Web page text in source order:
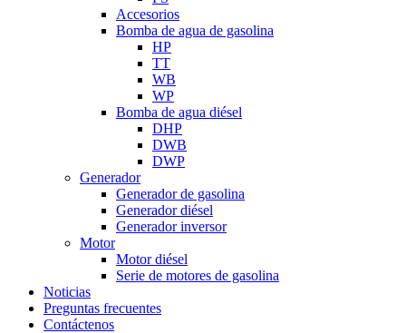
Accesorios
Bomba de agua de gasolina
HP
TT
WB
WP
Bomba de agua diésel
DHP
DWB
DWP
Generador
Generador de gasolina
Generador diésel
Generador inversor
Motor
Motor diésel
Serie de motores de gasolina
Noticias
Preguntas frecuentes
Contáctenos